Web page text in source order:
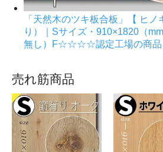
「天然木のツキ板合板」【 ヒ
り）｜Sサイズ・910×1820（
無し）F☆☆☆☆認定工場の商品
売れ筋商品